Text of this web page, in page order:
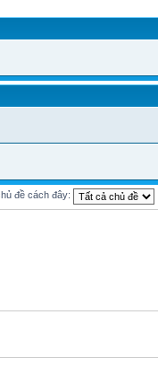
đề cách đây: